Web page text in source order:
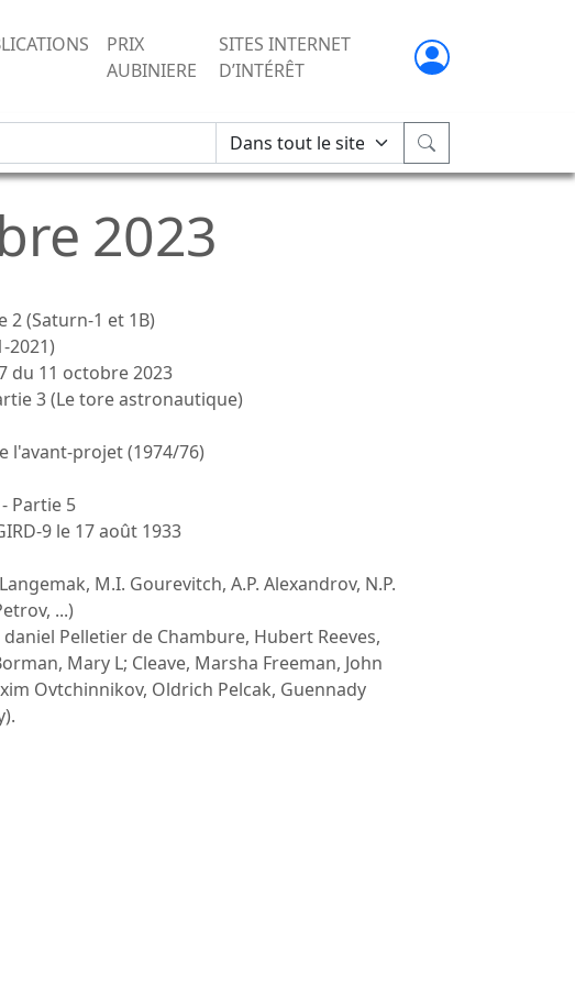
PRIX
AUBINIERE
SITES INTERNET
D’INTÉRÊT
2023
2 (Saturn-1 et 1B)
2021)
du 11 octobre 2023
3 (Le tore astronautique)
l'avant-projet (1974/76)
Partie 5
9 le 17 août 1933
M.I. Gourevitch, A.P. Alexandrov, N.P.
...)
Pelletier de Chambure, Hubert Reeves,
Mary L; Cleave, Marsha Freeman, John
Ovtchinnikov, Oldrich Pelcak, Guennady